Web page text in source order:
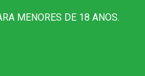
MENORES DE 18 ANOS.